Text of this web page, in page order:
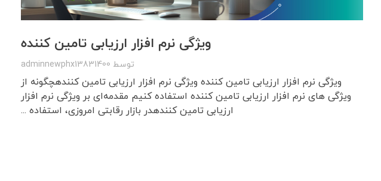
ویژگی نرم افزار ارزیابی تامین کننده
توسط adminnewphx13831400
ویژگی نرم افزار ارزیابی تامین کننده ویژگی نرم افزار ارزیابی تامین کنندهچگونه از
ویژگی های نرم افزار ارزیابی تامین کننده استفاده کنیم مقدمه‌ای بر ویژگی نرم افزار
ارزیابی تامین کنندهدر بازار رقابتی امروزی، استفاده ...